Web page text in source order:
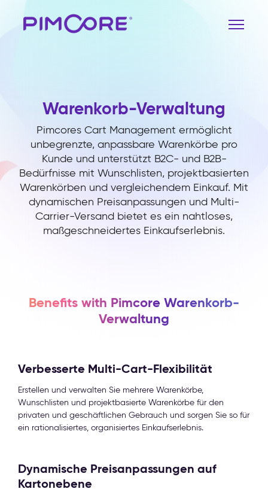
Warenkorb-Verwaltung
Pimcores Cart Management ermöglicht
unbegrenzte, anpassbare Warenkörbe pro
Kunde und unterstützt B2C- und B2B-
Bedürfnisse mit Wunschlisten, projektbasierten
Warenkörben und vergleichendem Einkauf. Mit
dynamischen Preisanpassungen und Multi-
Carrier-Versand bietet es ein nahtloses,
maßgeschneidertes Einkaufserlebnis.
Benefits with Pimcore Warenkorb-
Verwaltung
Verbesserte Multi-Cart-Flexibilität
Erstellen und verwalten Sie mehrere Warenkörbe,
Wunschlisten und projektbasierte Warenkörbe für den
privaten und geschäftlichen Gebrauch und sorgen Sie so für
ein rationalisiertes, organisiertes Einkaufserlebnis.
Dynamische Preisanpassungen auf
Kartonebene